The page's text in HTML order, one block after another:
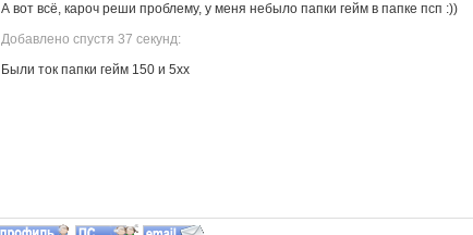
А вот всё, кароч реши проблему, у меня небыло папки гейм в папке псп :))
Добавлено спустя 37 секунд:
Были ток папки гейм 150 и 5хх